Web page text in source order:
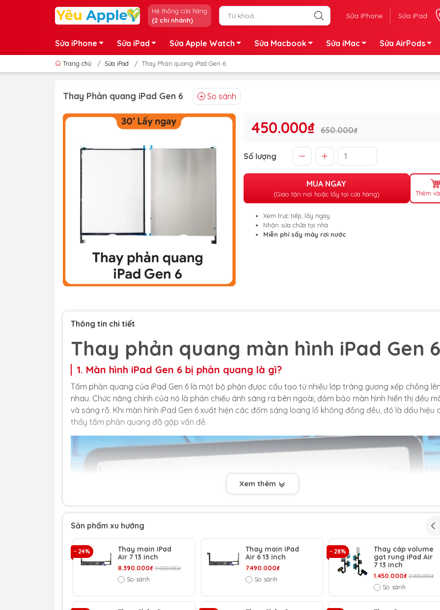
Hệ thống cửa hàng
(2 chi nhánh)
Sửa iPhone Sửa iPad
Sửa iPhone Sửa iPad Sửa Apple Watch Sửa Macbook Sửa iMac Sửa AirPods
Trang chủ / Sửa iPad / Thay Phản quang iPad Gen 6
Thay Phản quang iPad Gen 6 So sánh
450.000₫ 650.000₫
Số lượng
MUA NGAY
(Giao tận nơi hoặc lấy tại cửa hàng) Thêm
Xem trực tiếp, lấy ngay
Nhận sửa chữa tại nhà
Miễn phí sấy máy rơi nước
Thông tin chi tiết
Thay phản quang màn hình iPad Gen 6
1. Màn hình iPad Gen 6 bị phản quang là gì?
Tấm phản quang của iPad Gen 6 là một bộ phận được cấu tạo từ nhiều lớp tráng gương xếp chồng lên
nhau. Chức năng chính của nó là phản chiếu ánh sáng ra bên ngoài, đảm bảo màn hình hiển thị đều
và sáng rõ. Khi màn hình iPad Gen 6 xuất hiện các đốm sáng loang lổ không đồng đều, đó là dấu hiệu
thấy tấm phản quang đã gặp vấn đề.
Xem thêm
Sản phẩm xu hướng
- 24%
Thay main iPad
Air 7 13 inch
8.390.000₫ 11.000.000₫
So sánh
Thay main iPad
Air 6 13 inch
7.490.000₫
So sánh
- 28%
Thay cáp volume
gạt rung iPad Air
7 13 inch
1.450.000₫ 2.000.000₫
So sánh